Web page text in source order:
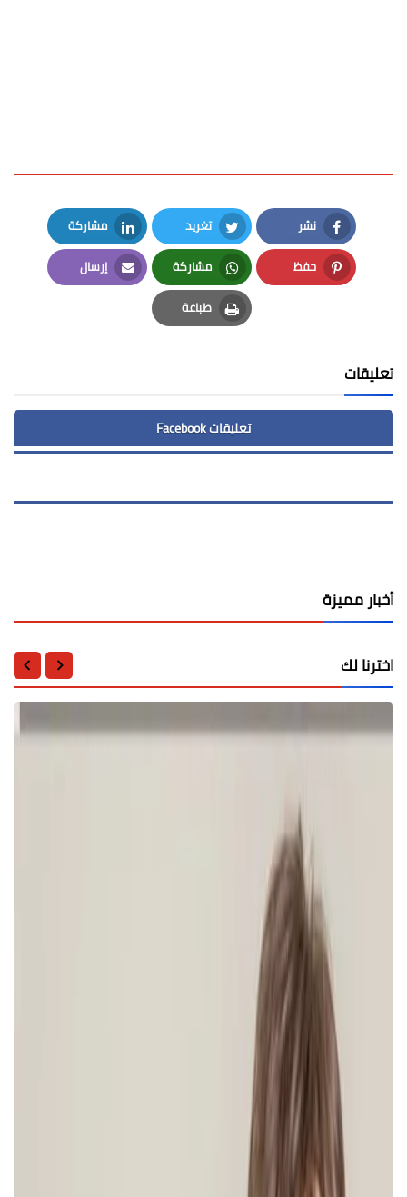
نشر
Facebook
تغريد
Twitter
مشاركة
LinkedIn
حفظ
Pinterest
مشاركة
Whatsapp
إرسال
Email
طباعة
Print
تعليقات
تعليقات Facebook
أخبار مميزة
اخترنا لك